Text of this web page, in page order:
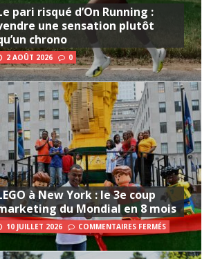
pari risqué d’On Running :
une sensation plutôt
chrono
2 AOÛT 2026 0
à New York : le 3e coup
du Mondial en 8 mois
10 JUILLET 2026 COMMENTAIRES FERMÉS